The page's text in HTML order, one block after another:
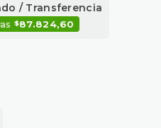
/ Transferencia
$87.824,60